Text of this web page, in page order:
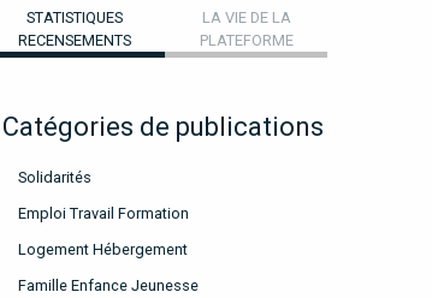
STATISTIQUES
RECENSEMENTS
LA VIE DE LA
PLATEFORME
Catégories de publications
Solidarités
Emploi Travail Formation
Logement Hébergement
Famille Enfance Jeunesse